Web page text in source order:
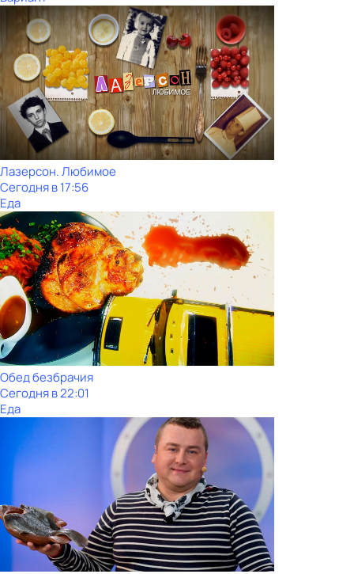
Лазерсон. Любимое
Сегодня в 17:56
Еда
Обед безбрачия
Сегодня в 22:01
Еда